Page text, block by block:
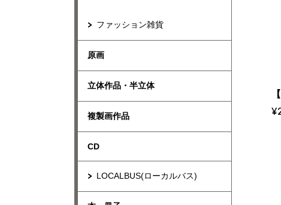
ファッション雑貨
原画
立体作品・半立体
複製画作品
CD
LOCALBUS(ローカルバス)